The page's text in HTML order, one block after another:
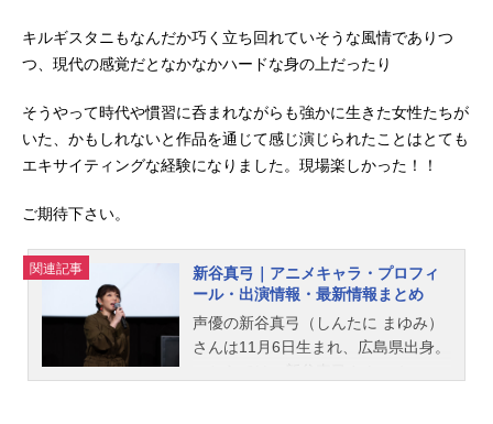
キルギスタニもなんだか巧く立ち回れていそうな風情でありつ
つ、現代の感覚だとなかなかハードな身の上だったり
そうやって時代や慣習に呑まれながらも強かに生きた女性たちが
いた、かもしれないと作品を通じて感じ演じられたことはとても
エキサイティングな経験になりました。現場楽しかった！！
ご期待下さい。
関連記事
新谷真弓｜アニメキャラ・プロフィ
ール・出演情報・最新情報まとめ
声優の新谷真弓（しんたに まゆみ）
さんは11月6日生まれ、広島県出身。